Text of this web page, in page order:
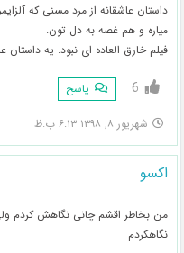
داستان عاشقانه از مرد مسنی که
میاره و هم غصه به دل تون.
فیلم خارق العاده ای نبود. یه
6 پاسخ
شهریور ۸, ۱۳۹۸ ۶:۱۳ ب.ظ
اکسو
من بخاطر اقشم چانی نگاهش کردم
نگاهکردم